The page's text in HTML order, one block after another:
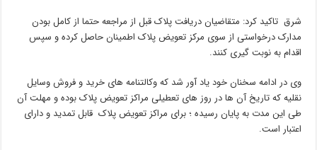
شرق تاکید کرد: متقاضیان دریافت پلاک قبل از مراجعه حتما از کامل بودن
مدارک درخواستی از سوی مرکز تعویض پلاک اطمینان حاصل کرده و سپس
اقدام به نوبت گیری کنند.
وی در ادامه سخنان خود یاد آور شد که وکالتنامه های خرید و فروش وسایل
نقلیه که تاریخ آن ها در روز های تعطیلی مراکز تعویض پلاک بوده و مهلت آن
طی این مدت به پایان رسیده ؛ برای مراکز تعویض پلاک قابل تمدید و دارای
اعتبار است.